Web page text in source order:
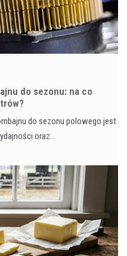
do sezonu: na co
do sezonu polowego jest
oraz…